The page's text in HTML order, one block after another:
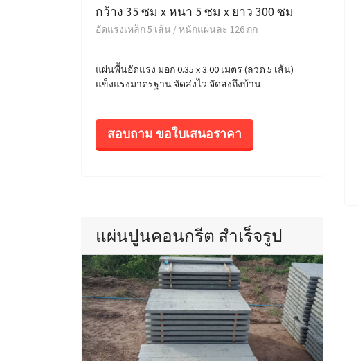
กว้าง 35 ซม x หนา 5 ซม x ยาว 300 ซม
อัดแรงเหล็ก 5 เส้น / หนักแผ่นละ 126 กก
แผ่นพื้นอัดแรง มอก 0.35 x 3.00 เมตร (ลวด 5 เส้น)
แข็งแรงมาตรฐาน จัดส่งไว จัดส่งถึงบ้าน
สอบถาม ขอใบเสนอราคา
แผ่นปูนคอนกรีต สำเร็จรูป